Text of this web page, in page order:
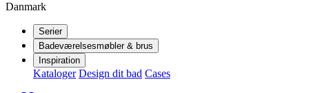
Danmark
Serier
Badeværelsesmøbler & brus
Inspiration
Kataloger Design dit bad Cases